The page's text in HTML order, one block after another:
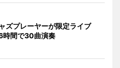
ズプレーヤーが限定ライブ
時間で30曲演奏